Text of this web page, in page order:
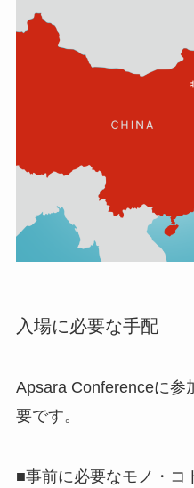
入場に必要な手配
Apsara Conferenceに参
要です。
■事前に必要なモノ・コ